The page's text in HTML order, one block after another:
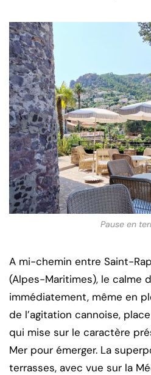
Pause en
A mi-chemin entre Saint-
(Alpes-Maritimes), le calme
immédiatement, même en
de l’agitation cannoise,
qui mise sur le caractère
Mer pour émerger. La
terrasses, avec vue sur la